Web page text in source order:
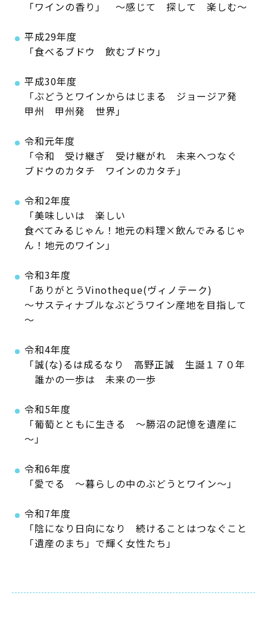
「ワインの香り」 ～感じて 探して 楽しむ～
平成29年度
「食べるブドウ 飲むブドウ」
平成30年度
「ぶどうとワインからはじまる ジョージア発
甲州 甲州発 世界」
令和元年度
「令和 受け継ぎ 受け継がれ 未来へつなぐ
ブドウのカタチ ワインのカタチ」
令和2年度
「美味しいは 楽しい
食べてみるじゃん！地元の料理×飲んでみるじゃ
ん！地元のワイン」
令和3年度
「ありがとうVinotheque(ヴィノテーク)
～サスティナブルなぶどうワイン産地を目指して
～
令和4年度
「誠(な)るは成るなり 高野正誠 生誕１７０年
誰かの一歩は 未来の一歩
令和5年度
「葡萄とともに生きる ～勝沼の記憶を遺産に
～」
令和6年度
「愛でる ～暮らしの中のぶどうとワイン～」
令和7年度
「陰になり日向になり 続けることはつなぐこと
「遺産のまち」で輝く女性たち」